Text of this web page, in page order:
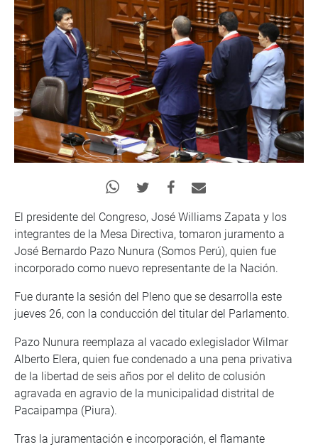
El presidente del Congreso, José Williams Zapata y los
integrantes de la Mesa Directiva, tomaron juramento a
José Bernardo Pazo Nunura (Somos Perú), quien fue
incorporado como nuevo representante de la Nación.
Fue durante la sesión del Pleno que se desarrolla este
jueves 26, con la conducción del titular del Parlamento.
Pazo Nunura reemplaza al vacado exlegislador Wilmar
Alberto Elera, quien fue condenado a una pena privativa
de la libertad de seis años por el delito de colusión
agravada en agravio de la municipalidad distrital de
Pacaipampa (Piura).
Tras la juramentación e incorporación, el flamante